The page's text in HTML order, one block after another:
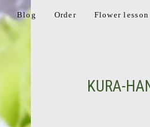
Blog Order Flower lesson
KURA-